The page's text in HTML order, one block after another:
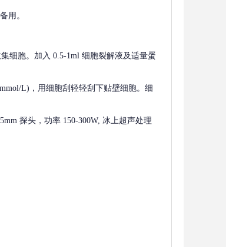
用。
细胞。加入 0.5-1ml 细胞裂解液及适量蛋
L)，用细胞刮轻轻刮下贴壁细胞。细
探头，功率 150-300W, 冰上超声处理